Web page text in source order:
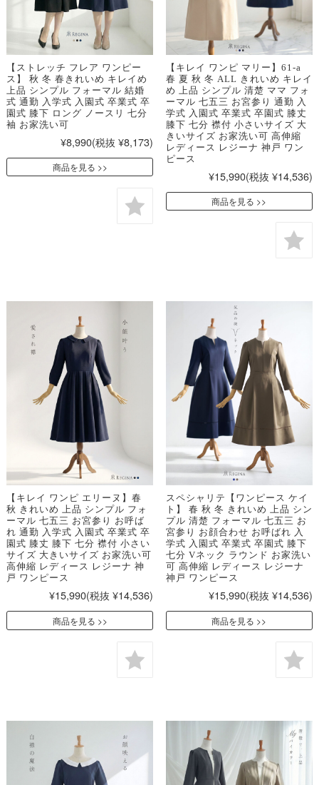
【ストレッチ フレア ワンピー
ス】 秋 冬 春きれいめ キレイめ
上品 シンプル フォーマル 結婚
式 通勤 入学式 入園式 卒業式 卒
園式 膝下 ロング ノースリ 七分
袖 お家洗い可
¥8,990(税抜 ¥8,173)
商品を見る
【キレイ ワンピ マリー】61-a
春 夏 秋 冬 ALL きれいめ キレイ
め 上品 シンプル 清楚 ママ フォ
ーマル 七五三 お宮参り 通勤 入
学式 入園式 卒業式 卒園式 膝丈
膝下 七分 襟付 小さいサイズ 大
きいサイズ お家洗い可 高伸縮
レディース レジーナ 神戸 ワン
ピース
¥15,990(税抜 ¥14,536)
商品を見る
【キレイ ワンピ エリーヌ】春
秋 きれいめ 上品 シンプル フォ
ーマル 七五三 お宮参り お呼ば
れ 通勤 入学式 入園式 卒業式 卒
園式 膝丈 膝下 七分 襟付 小さい
サイズ 大きいサイズ お家洗い可
高伸縮 レディース レジーナ 神
戸 ワンピース
¥15,990(税抜 ¥14,536)
商品を見る
スペシャリテ【ワンピース ケイ
ト】 春 秋 冬 きれいめ 上品 シン
プル 清楚 フォーマル 七五三 お
宮参り お顔合わせ お呼ばれ 入
学式 入園式 卒業式 卒園式 膝下
七分 Vネック ラウンド お家洗い
可 高伸縮 レディース レジーナ
神戸 ワンピース
¥15,990(税抜 ¥14,536)
商品を見る